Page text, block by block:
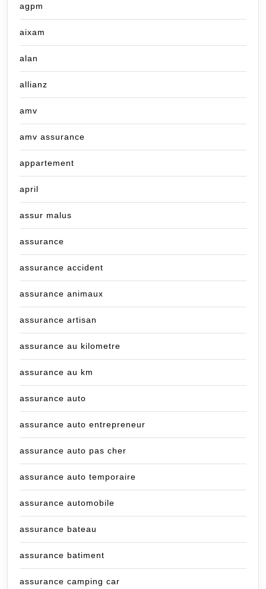
agpm
aixam
alan
allianz
amv
amv assurance
appartement
april
assur malus
assurance
assurance accident
assurance animaux
assurance artisan
assurance au kilometre
assurance au km
assurance auto
assurance auto entrepreneur
assurance auto pas cher
assurance auto temporaire
assurance automobile
assurance bateau
assurance batiment
assurance camping car